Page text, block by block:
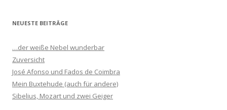
h
n
a
c
h
NEUESTE BEITRÄGE
…der weiße Nebel wunderbar
Zuversicht
José Afonso und Fados de Coimbra
Mein Buxtehude (auch für andere)
Sibelius, Mozart und zwei Geiger